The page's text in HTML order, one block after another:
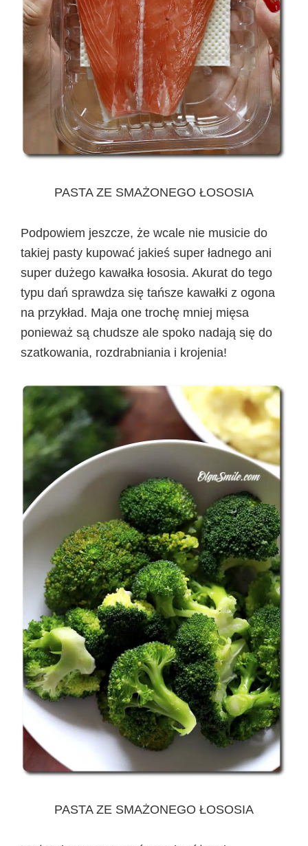
PASTA ZE SMAŻONEGO ŁOSOSIA
Podpowiem jeszcze, że wcale nie musicie do
takiej pasty kupować jakieś super ładnego ani
super dużego kawałka łososia. Akurat do tego
typu dań sprawdza się tańsze kawałki z ogona
na przykład. Maja one trochę mniej mięsa
ponieważ są chudsze ale spoko nadają się do
szatkowania, rozdrabniania i krojenia!
PASTA ZE SMAŻONEGO ŁOSOSIA